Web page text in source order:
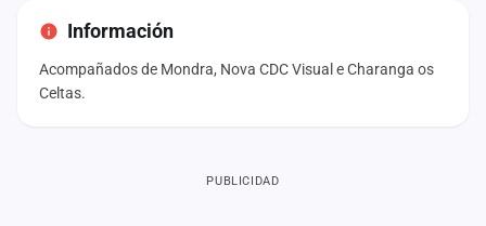
Información
Acompañados de Mondra, Nova CDC Visual e Charanga os
Celtas.
PUBLICIDAD